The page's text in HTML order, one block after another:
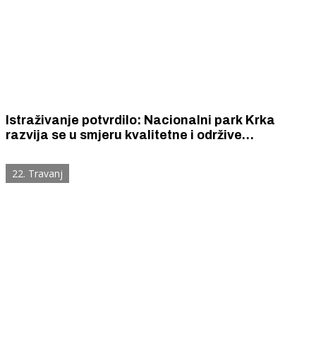
Istraživanje potvrdilo: Nacionalni park Krka
razvija se u smjeru kvalitetne i održive
njegovih posjetitelja
22. Travanj